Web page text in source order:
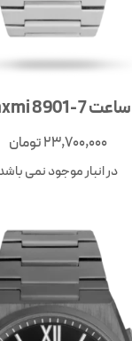
ساعت Laxmi 8901-7
23,700,000تومان
در انبار موجود نمی باشد